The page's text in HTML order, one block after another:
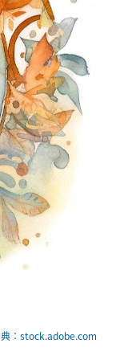
：stock.adobe.com